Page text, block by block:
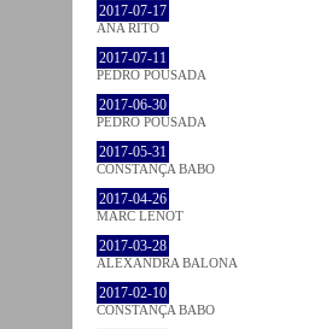
2017-07-17
ANA RITO
2017-07-11
PEDRO POUSADA
2017-06-30
PEDRO POUSADA
2017-05-31
CONSTANÇA BABO
2017-04-26
MARC LENOT
2017-03-28
ALEXANDRA BALONA
2017-02-10
CONSTANÇA BABO